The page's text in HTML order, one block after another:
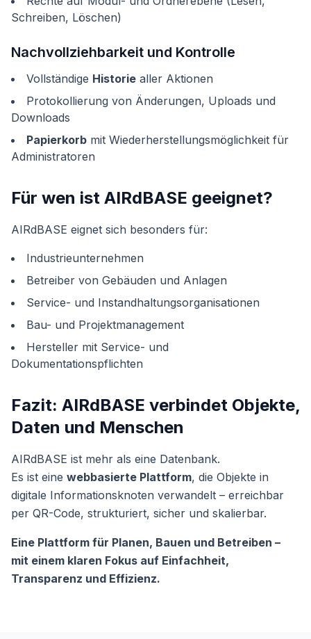
Schreiben, Löschen)
Nachvollziehbarkeit und Kontrolle
Vollständige Historie aller Aktionen
Protokollierung von Änderungen, Uploads und
Downloads
Papierkorb mit Wiederherstellungsmöglichkeit für
Administratoren
Für wen ist AIRdBASE geeignet?
AIRdBASE eignet sich besonders für:
Industrieunternehmen
Betreiber von Gebäuden und Anlagen
Service- und Instandhaltungsorganisationen
Bau- und Projektmanagement
Hersteller mit Service- und
Dokumentationspflichten
Fazit: AIRdBASE verbindet Objekte,
Daten und Menschen
AIRdBASE ist mehr als eine Datenbank.
Es ist eine webbasierte Plattform, die Objekte in
digitale Informationsknoten verwandelt – erreichbar
per QR-Code, strukturiert, sicher und skalierbar.
Eine Plattform für Planen, Bauen und Betreiben –
mit einem klaren Fokus auf Einfachheit,
Transparenz und Effizienz.